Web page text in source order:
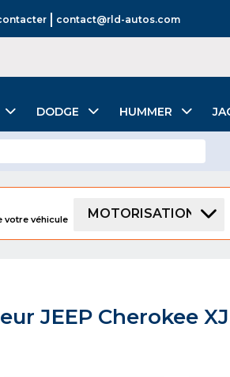
contact@rld-autos.com
DODGE HUMMER
votre véhicule MOTORISATION
JEEP Cherokee XJ